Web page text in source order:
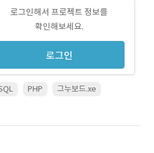
로그인해서 프로젝트 정보를
확인해보세요.
로그인
PHP 그누보드.xe